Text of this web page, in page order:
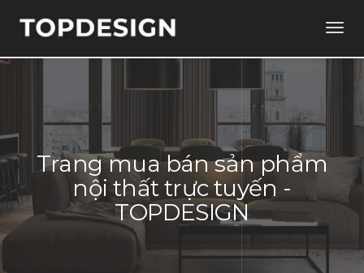
Trang mua bán sản phẩm
nội thất trực tuyến -
TOPDESIGN